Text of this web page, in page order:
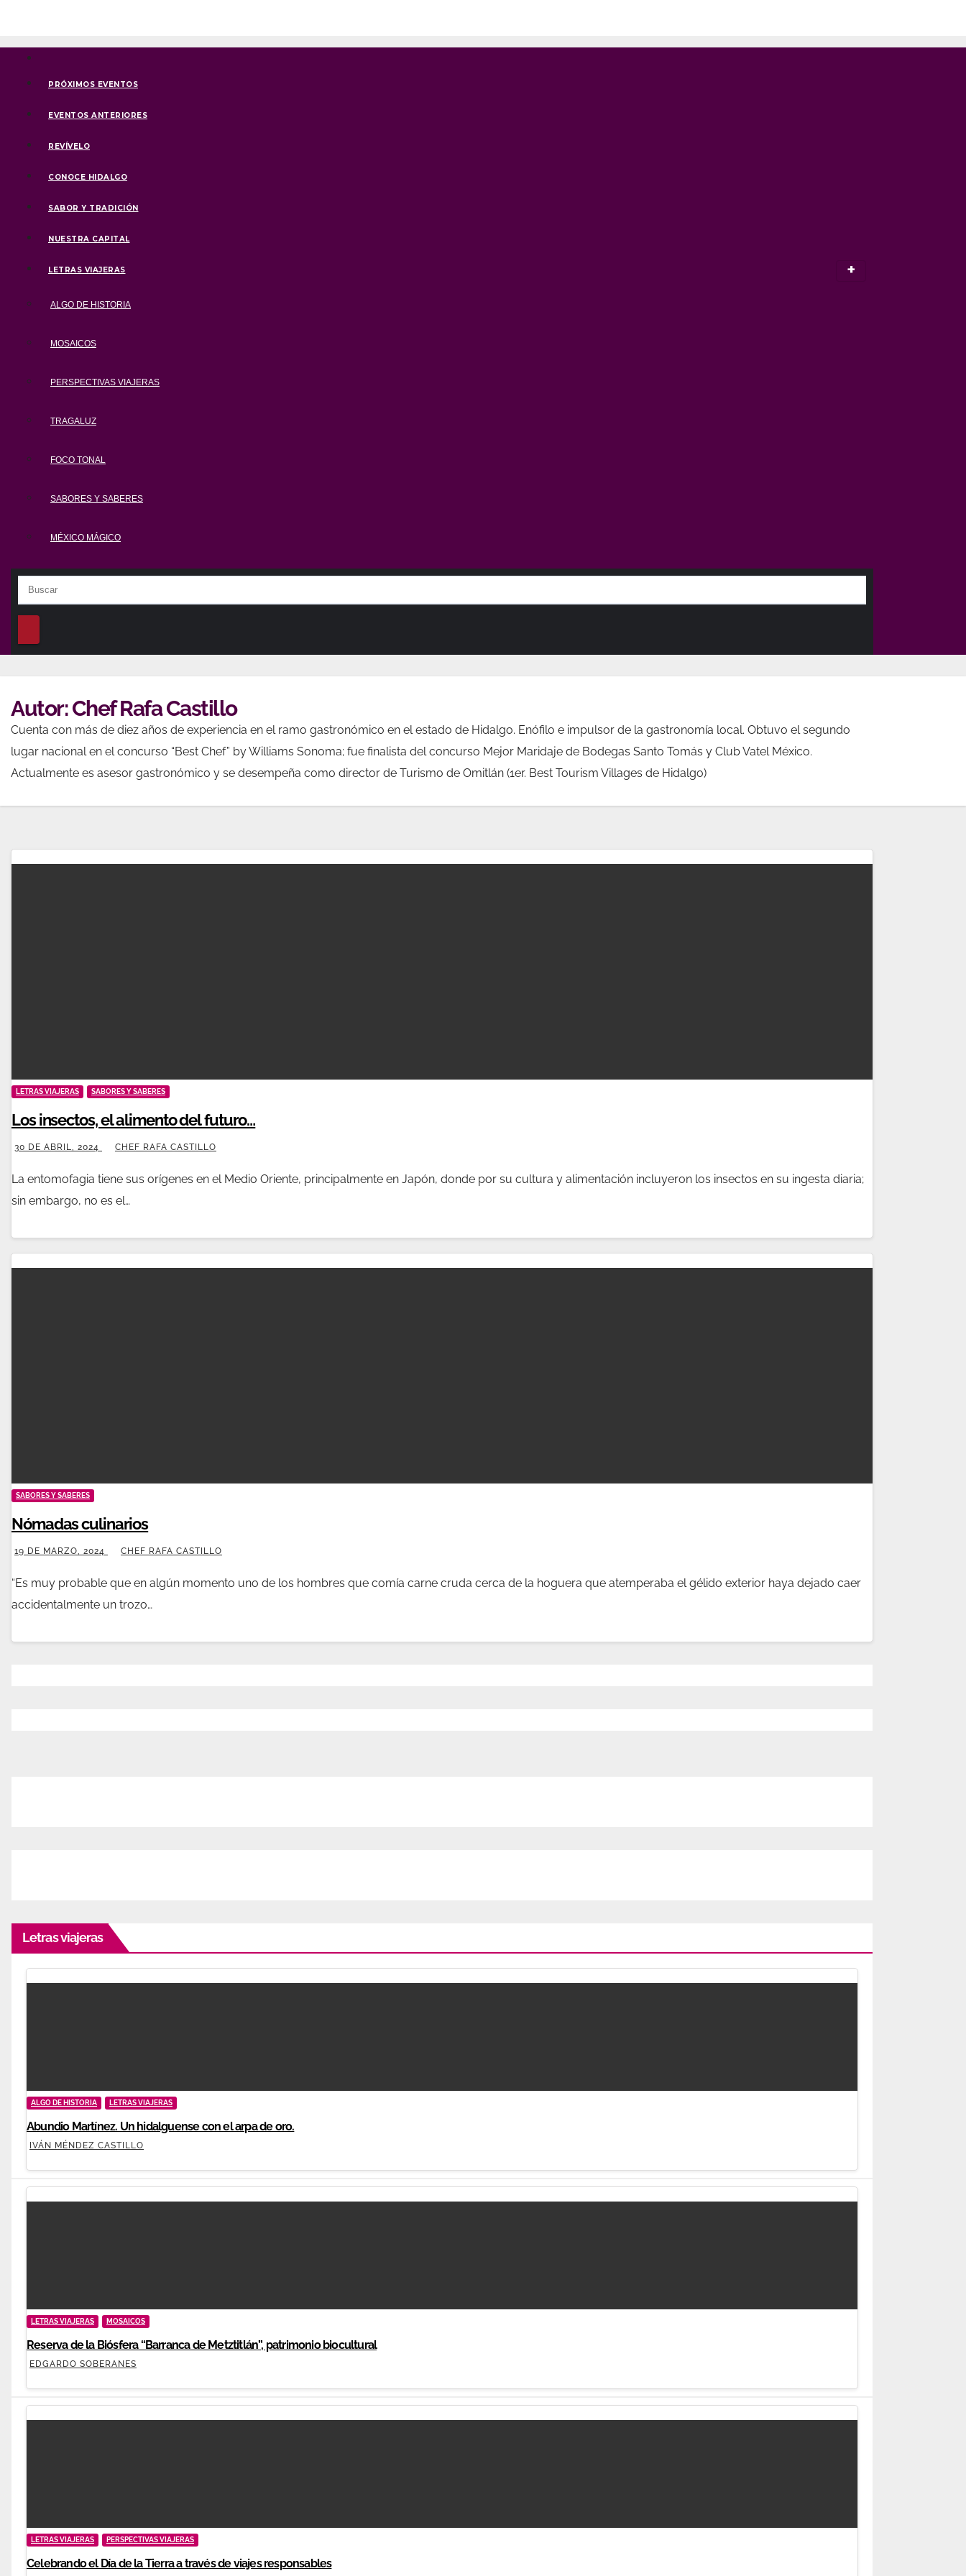
contenido
PRÓXIMOS EVENTOS
EVENTOS ANTERIORES
REVÍVELO
CONOCE HIDALGO
SABOR Y TRADICIÓN
NUESTRA CAPITAL
LETRAS VIAJERAS
ALGO DE HISTORIA
MOSAICOS
PERSPECTIVAS VIAJERAS
TRAGALUZ
FOCO TONAL
SABORES Y SABERES
MÉXICO MÁGICO
Autor:Chef Rafa Castillo
Cuenta con más de diez años de experiencia en el ramo gastronómico en el estado de Hidalgo. Enófilo e impulsor de la gastronomía local. Obtuvo el segundo
lugar nacional en el concurso “Best Chef” by Williams Sonoma; fue finalista del concurso Mejor Maridaje de Bodegas Santo Tomás y Club Vatel México.
Actualmente es asesor gastronómico y se desempeña como director de Turismo de Omitlán (1er. Best Tourism Villages de Hidalgo)
LETRAS VIAJERAS SABORES Y SABERES
Los insectos, el alimento del futuro…
30 DE ABRIL, 2024 CHEF RAFA CASTILLO
La entomofagia tiene sus orígenes en el Medio Oriente, principalmente en Japón, donde por su cultura y alimentación incluyeron los insectos en su ingesta diaria;
sin embargo, no es el…
SABORES Y SABERES
Nómadas culinarios
19 DE MARZO, 2024 CHEF RAFA CASTILLO
“Es muy probable que en algún momento uno de los hombres que comía carne cruda cerca de la hoguera que atemperaba el gélido exterior haya dejado caer
accidentalmente un trozo…
Letras viajeras
ALGO DE HISTORIA LETRAS VIAJERAS
Abundio Martínez. Un hidalguense con el arpa de oro.
IVÁN MÉNDEZ CASTILLO
LETRAS VIAJERAS MOSAICOS
Reserva de la Biósfera “Barranca de Metztitlán”, patrimonio biocultural
EDGARDO SOBERANES
LETRAS VIAJERAS PERSPECTIVAS VIAJERAS
Celebrando el Día de la Tierra a través de viajes responsables